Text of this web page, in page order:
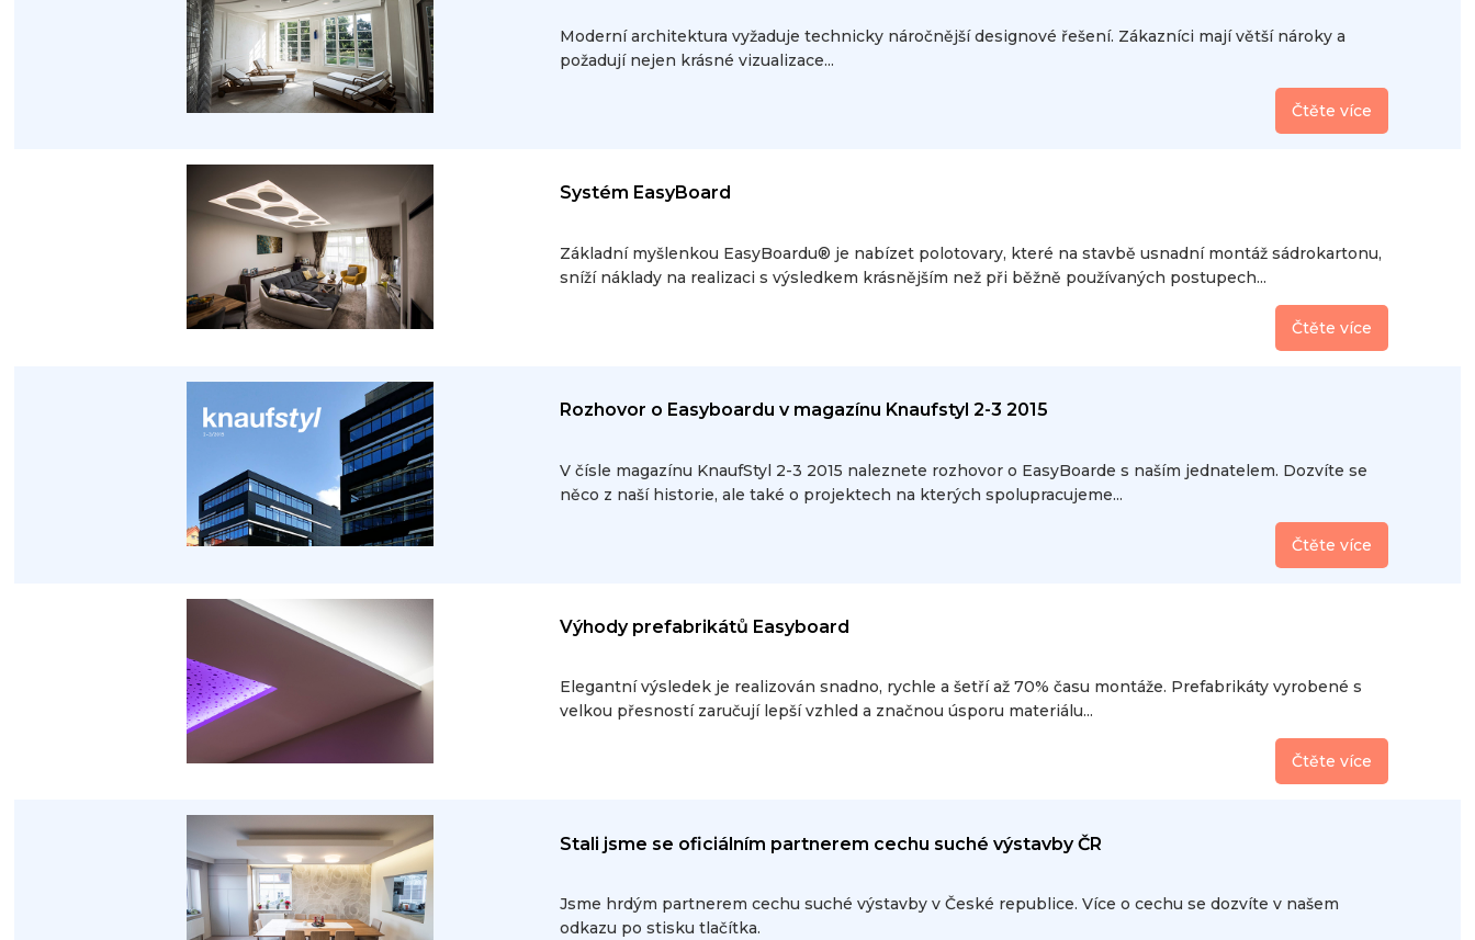
Moderní architektura vyžaduje technicky náročnější designové řešení. Zákazníci mají větší nároky a
požadují nejen krásné vizualizace...
Čtěte více
Systém EasyBoard
Základní myšlenkou EasyBoardu® je nabízet polotovary, které na stavbě usnadní montáž sádrokartonu,
sníží náklady na realizaci s výsledkem krásnějším než při běžně používaných postupech...
Čtěte více
Rozhovor o Easyboardu v magazínu Knaufstyl 2-3 2015
V čísle magazínu KnaufStyl 2-3 2015 naleznete rozhovor o EasyBoarde s naším jednatelem. Dozvíte se
něco z naší historie, ale také o projektech na kterých spolupracujeme...
Čtěte více
Výhody prefabrikátů Easyboard
Elegantní výsledek je realizován snadno, rychle a šetří až 70% času montáže. Prefabrikáty vyrobené s
velkou přesností zaručují lepší vzhled a značnou úsporu materiálu...
Čtěte více
Stali jsme se oficiálním partnerem cechu suché výstavby ČR
Jsme hrdým partnerem cechu suché výstavby v České republice. Více o cechu se dozvíte v našem
odkazu po stisku tlačítka.